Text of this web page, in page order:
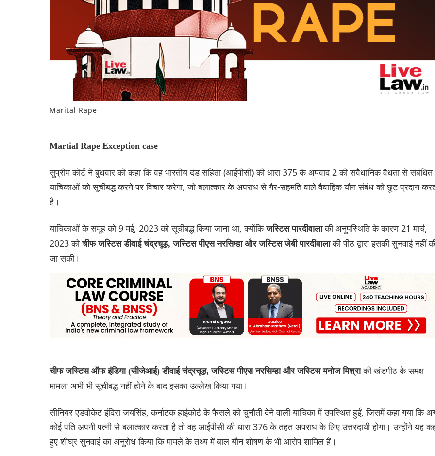
Marital Rape
Martial Rape Exception case
सुप्रीम कोर्ट ने बुधवार को कहा कि वह भारतीय दंड संहिता (आईपीसी) की धारा 375 के अपवाद 2 की संवैधानिक वैधता से संबंधित
याचिकाओं को सूचीबद्ध करने पर विचार करेगा, जो बलात्कार के अपराध से गैर-सहमति वाले वैवाहिक यौन संबंध को छूट प्रदान
है।
याचिकाओं के समूह को 9 मई, 2023 को सूचीबद्ध किया जाना था, क्योंकिजस्टिस पारदीवालाकी अनुपस्थिति के कारण 21 मार्च,
2023 कोचीफ जस्टिस डीवाई चंद्रचूड़, जस्टिस पीएस नरसिम्हा और जस्टिस जेबी पारदीवालाकी पीठ द्वारा इसकी सुनवाई नहीं
जा सकी।
चीफ जस्टिस ऑफ इंडिया (सीजेआई) डीवाई चंद्रचूड़, जस्टिस पीएस नरसिम्हा और जस्टिस मनोज मिश्राकी खंडपीठ के समक्ष
मामला अभी भी सूचीबद्ध नहीं होने के बाद इसका उल्लेख किया गया।
सीनियर एडवोकेट इंदिरा जयसिंह, कर्नाटक हाईकोर्ट के फैसले को चुनौती देने वाली याचिका में उपस्थित हुईं, जिसमें कहा गया कि
कोई पति अपनी पत्नी से बलात्कार करता है तो वह आईपीसी की धारा 376 के तहत अपराध के लिए उत्तरदायी होगा। उन्होंने यह
हुए शीघ्र सुनवाई का अनुरोध किया कि मामले के तथ्य में बाल यौन शोषण के भी आरोप शामिल हैं।